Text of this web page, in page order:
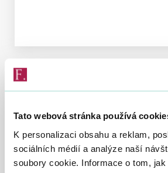
Tato webová stránka používá
K personalizaci obsahu a reklam,
sociálních médií a analýze naší
soubory cookie. Informace o tom, jak
Specializovaný